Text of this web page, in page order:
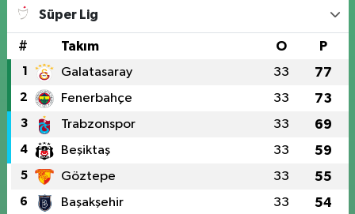
Süper Lig
# Takım O P
1 Galatasaray 33 77
2 Fenerbahçe 33 73
3 Trabzonspor 33 69
4 Beşiktaş 33 59
5 Göztepe 33 55
6 Başakşehir 33 54